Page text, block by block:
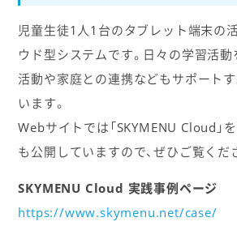
児童生徒1人1台のタブレット端末の
ウド型システムです。日々の学習活動
活動や家庭との連携などもサポート
います。
Webサイトでは「SKYMENU Cloud」
も公開していますので、ぜひご覧くだ
SKYMENU Cloud 実践事例ページ
https://www.skymenu.net/case/